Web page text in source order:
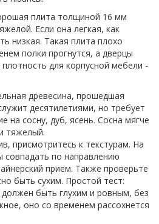
плита толщиной 16 мм
Если она легкая, как
низкая. Такая плита плохо
полки прогнутся, а дверцы
для корпусной мебели -
древесина, прошедшая
десятилетиями, но требует
на сосну, дуб, ясень. Сосна мягче
тяжелый.
присмотритесь к текстурам. На
совпадать по направлению
прием. Также проверьте
быть сухим. Простой тест:
должен быть глухим и ровным, без
оно со временем рассохнется